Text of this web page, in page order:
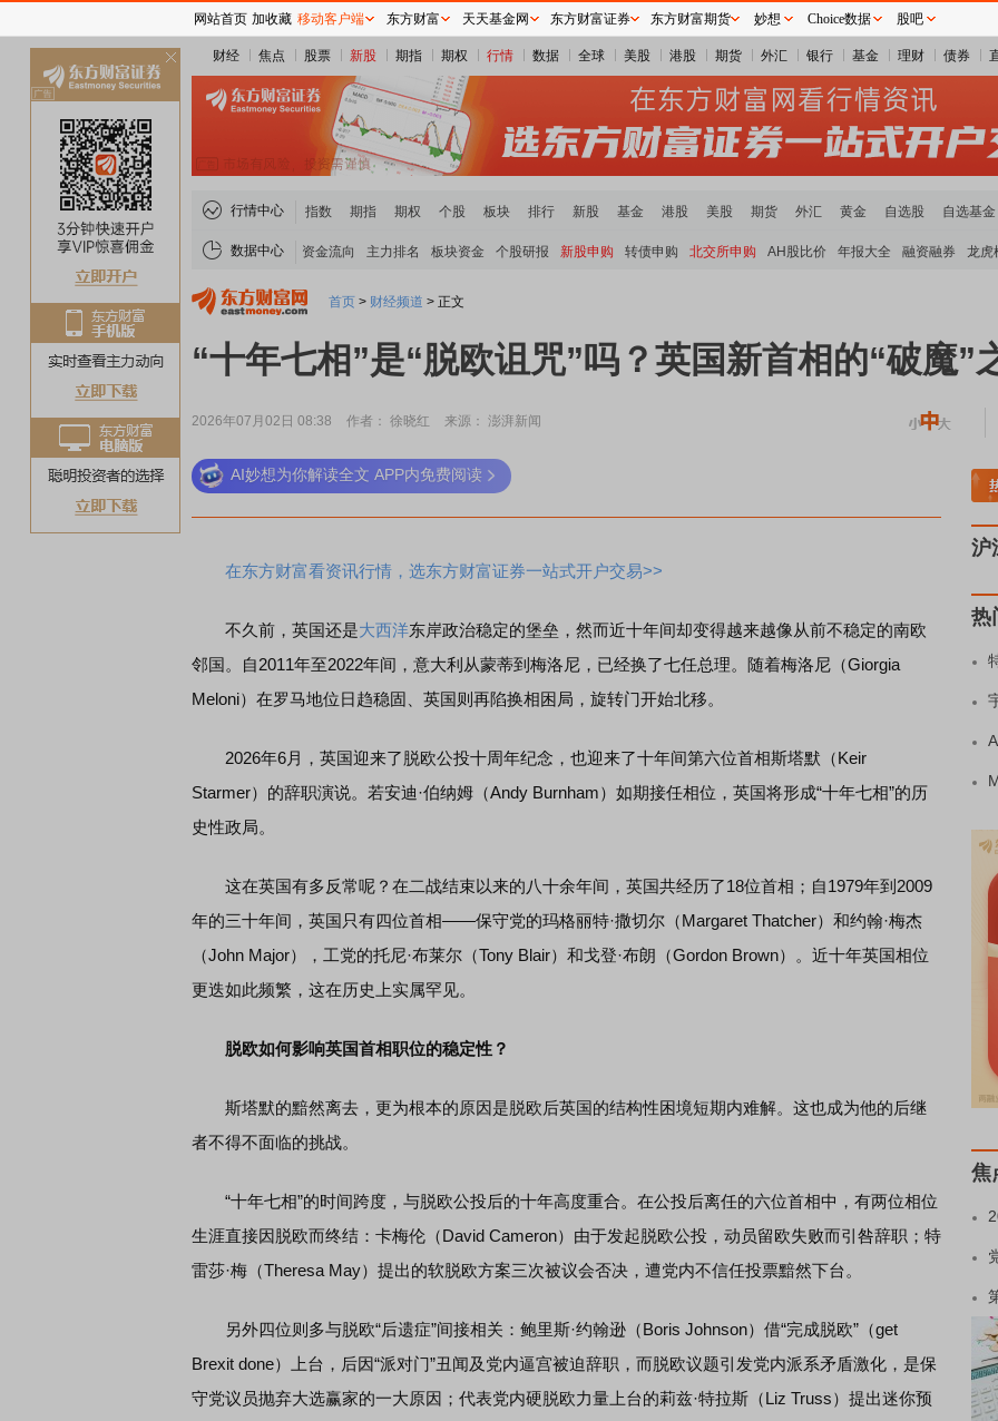
财经 焦点 股票 新股 期指 期权 行情 数据 全球 美股 港股 期货 外汇 银行 基金 理财 债券
行情中心 指数 期指 期权 个股 板块 排行 新股 基金 港股 美股 期货 外汇 黄金 自选股 自选基金
数据中心 资金流向 主力排名 板块资金 个股研报 新股申购 转债申购 北交所申购 AH股比价 年报大全 融资融券 龙虎
首页 > 财经频道 > 正文
“十年七相”是“脱欧诅咒”吗？英国新首相的“破魔”
2026年07月02日 08:38 作者： 徐晓红 来源： 澎湃新闻
AI妙想为你解读全文 APP内免费阅读
在东方财富看资讯行情，选东方财富证券一站式开户交易>>
不久前，英国还是大西洋东岸政治稳定的堡垒，然而近十年间却变得越来越像从前不稳定的南欧
邻国。自2011年至2022年间，意大利从蒙蒂到梅洛尼，已经换了七任总理。随着梅洛尼（Giorgia
Meloni）在罗马地位日趋稳固、英国则再陷换相困局，旋转门开始北移。
2026年6月，英国迎来了脱欧公投十周年纪念，也迎来了十年间第六位首相斯塔默（Keir
Starmer）的辞职演说。若安迪·伯纳姆（Andy Burnham）如期接任相位，英国将形成“十年七相”的历
史性政局。
这在英国有多反常呢？在二战结束以来的八十余年间，英国共经历了18位首相；自1979年到2009
年的三十年间，英国只有四位首相——保守党的玛格丽特·撒切尔（Margaret Thatcher）和约翰·梅杰
（John Major），工党的托尼·布莱尔（Tony Blair）和戈登·布朗（Gordon Brown）。近十年英国相位
更迭如此频繁，这在历史上实属罕见。
脱欧如何影响英国首相职位的稳定性？
斯塔默的黯然离去，更为根本的原因是脱欧后英国的结构性困境短期内难解。这也成为他的后继
者不得不面临的挑战。
“十年七相”的时间跨度，与脱欧公投后的十年高度重合。在公投后离任的六位首相中，有两位相位
生涯直接因脱欧而终结：卡梅伦（David Cameron）由于发起脱欧公投，动员留欧失败而引咎辞职；特
雷莎·梅（Theresa May）提出的软脱欧方案三次被议会否决，遭党内不信任投票黯然下台。
另外四位则多与脱欧“后遗症”间接相关：鲍里斯·约翰逊（Boris Johnson）借“完成脱欧”（get
Brexit done）上台，后因“派对门”丑闻及党内逼宫被迫辞职，而脱欧议题引发党内派系矛盾激化，是保
守党议员抛弃大选赢家的一大原因；代表党内硬脱欧力量上台的莉兹·特拉斯（Liz Truss）提出迷你预
稀土板块领涨 元件板块走强
沪
热
焦
网站首页 加收藏 移动客户端 东方财富 天天基金网 东方财富证券 东方财富期货 妙想 Choice数据 股吧
关